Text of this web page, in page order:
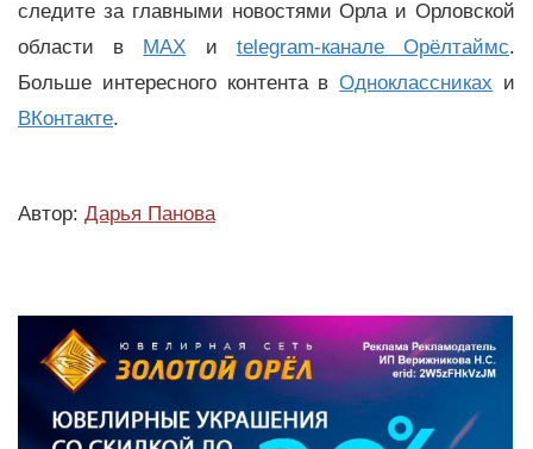
следите за главными новостями Орла и Орловской
области в MAX и telegram-канале Орёлтаймс.
Больше интересного контента вОдноклассниках и
ВКонтакте.
Автор: Дарья Панова